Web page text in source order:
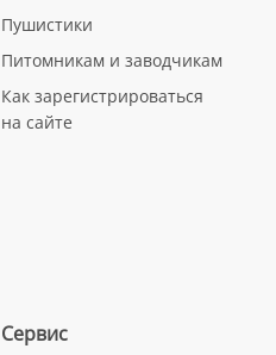
Пушистики
Питомникам и заводчикам
Как зарегистрироваться
на сайте
Сервис